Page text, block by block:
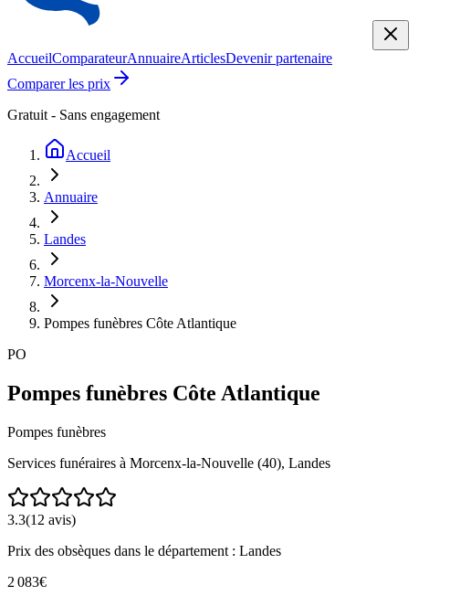
AccueilComparateurAnnuaireArticlesDevenir partenaire
Comparer les prix
Gratuit - Sans engagement
Accueil
Annuaire
Landes
Morcenx-la-Nouvelle
Pompes funèbres Côte Atlantique
PO
Pompes funèbres Côte Atlantique
Pompes funèbres
Services funéraires à Morcenx-la-Nouvelle (40), Landes
3.3(12 avis)
Prix des obsèques dans le département : Landes
2 083€